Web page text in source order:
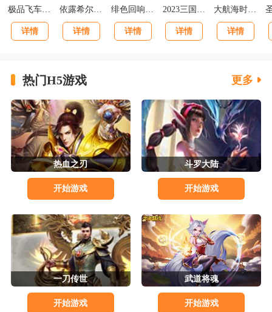
详情
依露希尔星晓官方正版
详情 详情 详情 详情
热门H5游戏 更多
热血之刃
开始游戏
斗罗大陆
开始游戏
一刀传世
开始游戏
武道将魂
开始游戏